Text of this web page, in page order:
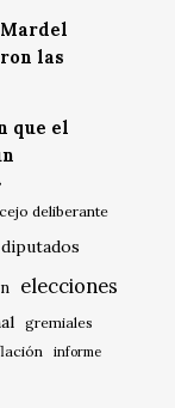
las
que el
deliberante
diputados
elecciones
gremiales
informe